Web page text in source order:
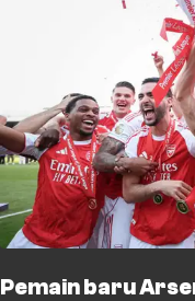
Pemain baru